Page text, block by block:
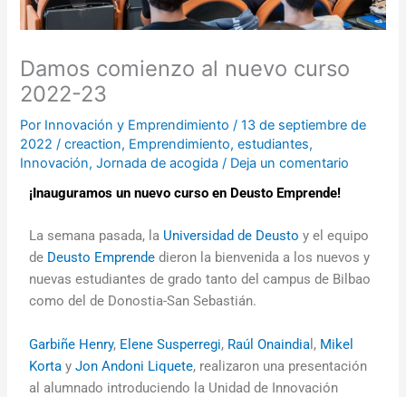
Damos comienzo al nuevo curso
2022-23
Por Innovación y Emprendimiento/13 de septiembre de
2022/creaction, Emprendimiento,estudiantes,
Innovación,Jornada de acogida / Deja un comentario
¡Inauguramos un nuevo curso en Deusto Emprende!
La semana pasada, la Universidad de Deusto y el equipo
de Deusto Emprende dieron la bienvenida a los nuevos y
nuevas estudiantes de grado tanto del campus de Bilbao
como del de Donostia-San Sebastián.
Garbiñe Henry, Elene Susperregi, Raúl Onaindia l, Mikel
Korta yJon Andoni Liquete, realizaron una presentación
al alumnado introduciendo la Unidad de Innovación